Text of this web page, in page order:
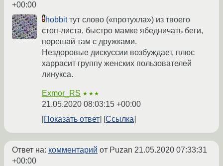
+00:00
hobbitтут слово («протухла») из твоего
стоп-листа, быстро мамке ябедничать беги,
порешай там с дружками.
Нездоровые дискуссии возбуждает, плюс
харрасит группу женских пользователей
линукса.
Exmor_RS ★★★
21.05.2020 08:03:15 +00:00
Показать ответ
Ссылка
Ответ на: комментарий от Puzan 21.05.2020 07:33:31
+00:00